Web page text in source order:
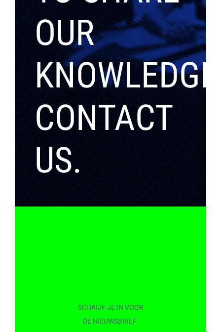
OUR
CONTACT
US.
SCHRIJF JE IN VOOR
DE NIEUWSBRIEF